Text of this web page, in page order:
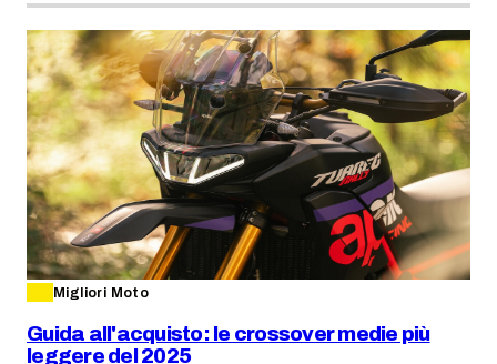
Migliori Moto
Guida all'acquisto: le crossover medie più
leggere del 2025